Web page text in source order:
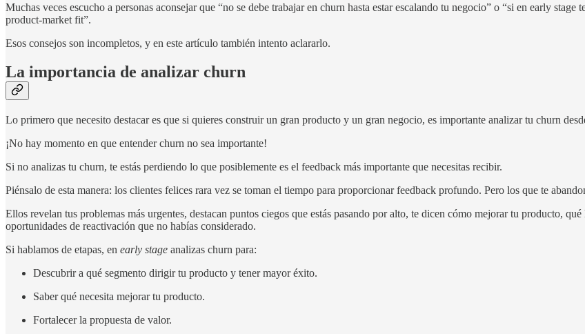
Muchas veces escucho a personas aconsejar que “no se debe trabajar en churn hasta estar escalando tu negocio” o “si en early
product-market fit”.
Esos consejos son incompletos, y en este artículo también intento aclararlo.
La importancia de analizar churn
Lo primero que necesito destacar es que si quieres construir un gran producto y un gran negocio, es importante analizar tu churn
¡No hay momento en que entender churn no sea importante!
Si no analizas tu churn, te estás perdiendo lo que posiblemente es el feedback más importante que necesitas recibir.
Piénsalo de esta manera: los clientes felices rara vez se toman el tiempo para proporcionar feedback profundo. Pero los que te
Ellos revelan tus problemas más urgentes, destacan puntos ciegos que estás pasando por alto, te dicen cómo mejorar tu producto,
oportunidades de reactivación que no habías considerado.
Si hablamos de etapas, en early stage analizas churn para:
Descubrir a qué segmento dirigir tu producto y tener mayor éxito.
Saber qué necesita mejorar tu producto.
Fortalecer la propuesta de valor.